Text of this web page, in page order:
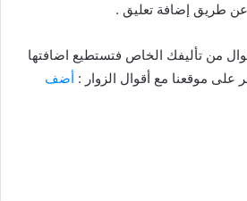
طريق إضافة تعليق .
من تأليفك الخاص فتستطيع اضافتها
موقعنا مع أقوال الزوار : أضف